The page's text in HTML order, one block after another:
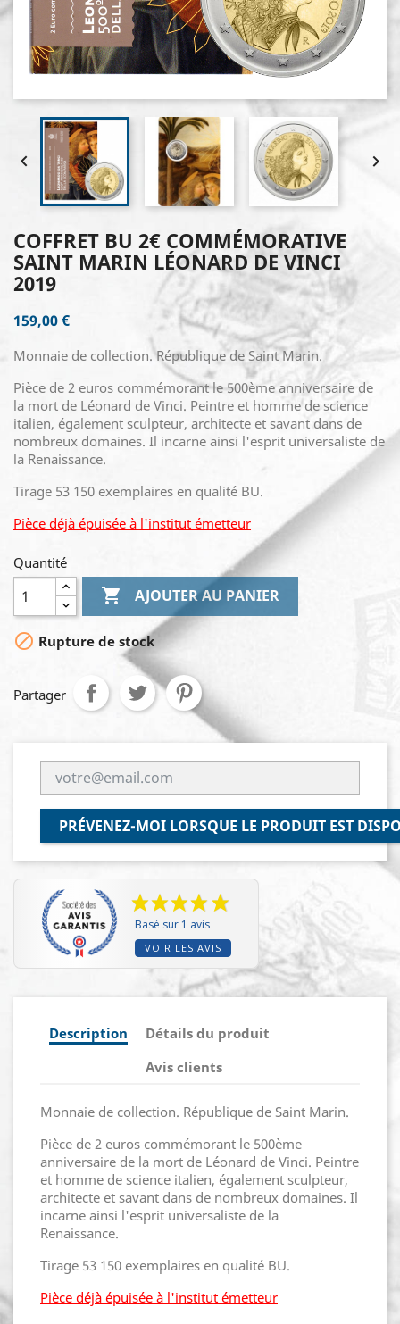
 
COFFRET BU 2€ COMMÉMORATIVE
SAINT MARIN LÉONARD DE VINCI
2019
159,00 €
Monnaie de collection. République de Saint Marin.
Pièce de 2 euros commémorant le 500ème anniversaire de
la mort de Léonard de Vinci. Peintre et homme de science
italien, également sculpteur, architecte et savant dans de
nombreux domaines. Il incarne ainsi l'esprit universaliste de
la Renaissance.
Tirage 53 150 exemplaires en qualité BU.
Pièce déjà épuisée à l'institut émetteur
Quantité
 AJOUTER AU PANIER
 Rupture de stock
Partager
PRÉVENEZ-MOI LORSQUE LE PRODUIT EST
Basé sur 1 avis
VOIR LES AVIS
Description
Détails du produit
Avis clients
Monnaie de collection. République de Saint Marin.
Pièce de 2 euros commémorant le 500ème
anniversaire de la mort de Léonard de Vinci. Peintre
et homme de science italien, également sculpteur,
architecte et savant dans de nombreux domaines. Il
incarne ainsi l'esprit universaliste de la
Renaissance.
Tirage 53 150 exemplaires en qualité BU.
Pièce déjà épuisée à l'institut émetteur